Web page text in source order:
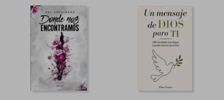
dcto. dcto.